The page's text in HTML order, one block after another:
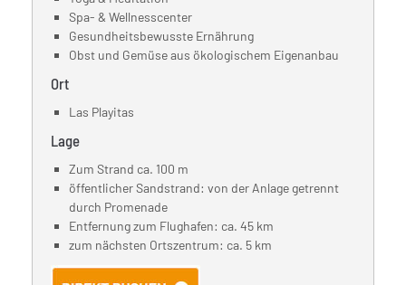
Spa- & Wellnesscenter
Gesundheitsbewusste Ernährung
Obst und Gemüse aus ökologischem Eigenanbau
Ort
Las Playitas
Lage
Zum Strand ca. 100 m
öffentlicher Sandstrand: von der Anlage getrennt
durch Promenade
Entfernung zum Flughafen: ca. 45 km
zum nächsten Ortszentrum: ca. 5 km